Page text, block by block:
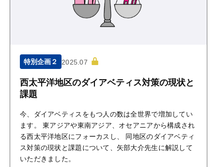
特別企画２ 2025.07
西太平洋地区のダイアベティス対策の現状と
課題
今、ダイアベティスをもつ人の数は全世界で増加してい
ます。 東アジアや東南アジア、オセアニアから構成され
る西太平洋地区にフォーカスし、 同地区のダイアベティ
ス対策の現状と課題について、矢部大介先生に解説して
いただきました。